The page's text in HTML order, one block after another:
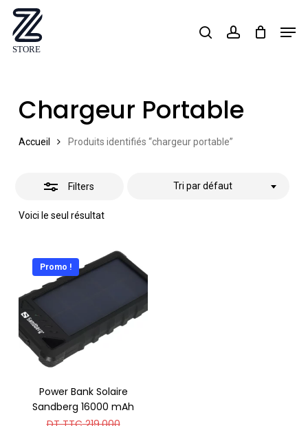
Skip
main
searchaccount
Chargeur Portable
Accueil Produits identifiés “chargeur portable”
Filters
Voici le seul résultat
Tri par défaut
Close
Promo !
Power Bank Solaire
Sandberg 16000 mAh